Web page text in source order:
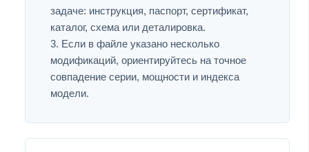
задаче: инструкция, паспорт, сертификат,
каталог, схема или деталировка.
Если в файле указано несколько
модификаций, ориентируйтесь на точное
совпадение серии, мощности и индекса
модели.